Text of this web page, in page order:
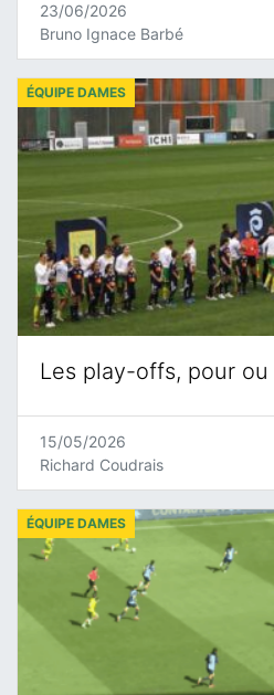
23/06/2026
Bruno Ignace Barbé
Les play-offs, pour
ÉQUIPE DAMES
15/05/2026
Richard Coudrais
ÉQUIPE DAMES